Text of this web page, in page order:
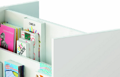
i destrucció
Espais exteriors
Psicomotricitat
Jocs simbòlics